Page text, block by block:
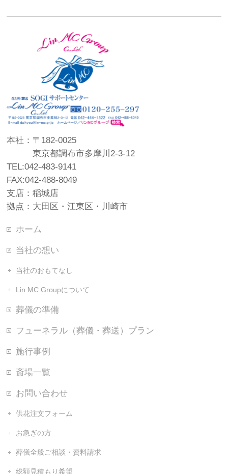
本社：〒182-0025
東京都調布市多摩川2-3-12
TEL:042-483-9141
FAX:042-488-8049
支店：稲城店
拠点：大田区・江東区・川崎市
ホーム
当社の想い
当社のおもてなし
Lin MC Groupについて
葬儀の準備
フューネラル（葬儀・葬送）プラン
施行事例
斎場一覧
お問い合わせ
供花注文フォーム
お急ぎの方
葬儀全般ご相談・資料請求
総額見積もり希望